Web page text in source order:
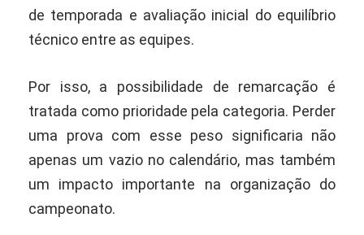
de temporada e avaliação inicial do equilíbrio
técnico entre as equipes.
Por isso, a possibilidade de remarcação é
tratada como prioridade pela categoria. Perder
uma prova com esse peso significaria não
apenas um vazio no calendário, mas também
um impacto importante na organização do
campeonato.